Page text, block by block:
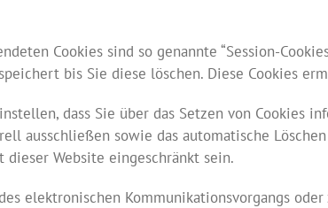
Cookies sind so genannte “Session-
bis Sie diese löschen. Diese Cookies
dass Sie über das Setzen von Cookies
ausschließen sowie das automatische
Website eingeschränkt sein.
elektronischen Kommunikationsvorgangs